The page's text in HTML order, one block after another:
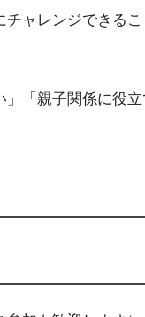
ャレンジできる
「親子関係に役